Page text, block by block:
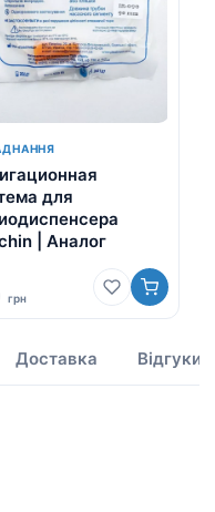
для
| Аналог
грн
Доставка Відгуки